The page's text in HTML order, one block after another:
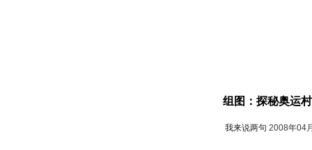
组图：探秘奥运
我来说两句 2008年04